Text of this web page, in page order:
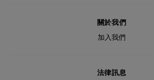
關於我們
加入我們
法律訊息